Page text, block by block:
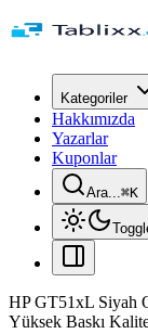
Kategoriler
Hakkımızda
Yazarlar
Kuponlar
Ara...⌘K
HP GT51xL Siyah
Yüksek Baskı